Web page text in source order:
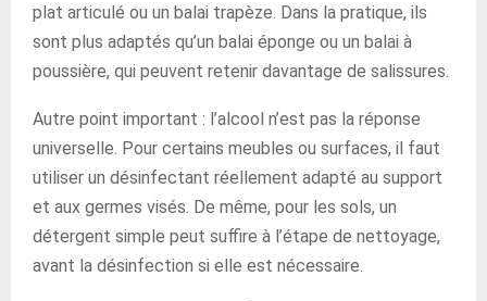
plat articulé ou un balai trapèze. Dans la pratique, ils
sont plus adaptés qu’un balai éponge ou un balai à
poussière, qui peuvent retenir davantage de salissures.
Autre point important : l’alcool n’est pas la réponse
universelle. Pour certains meubles ou surfaces, il faut
utiliser un désinfectant réellement adapté au support
et aux germes visés. De même, pour les sols, un
détergent simple peut suffire à l’étape de nettoyage,
avant la désinfection si elle est nécessaire.